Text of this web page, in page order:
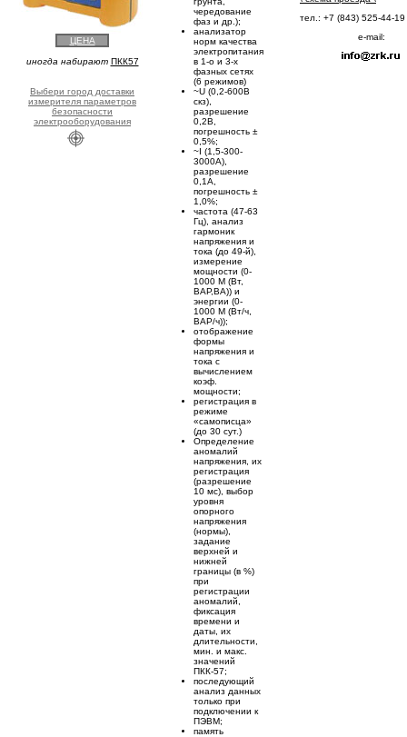
чередование
фаз и др.);
анализатор
норм качества
электропитания
в 1-о и 3-х
фазных сетях
(6 режимов)
~U (0,2-600В
скз),
разрешение
0,2В,
погрешность ±
0,5%;
~I (1,5-300-
3000А),
разрешение
0,1А,
погрешность ±
1,0%;
частота (47-63
Гц), анализ
гармоник
напряжения и
тока (до 49-й),
измерение
мощности (0-
1000 М (Вт,
ВАР,ВА)) и
энергии (0-
1000 М (Вт/ч,
ВАР/ч));
отображение
формы
напряжения и
тока с
вычислением
коэф.
мощности;
регистрация в
режиме
«самописца»
(до 30 сут.)
Определение
аномалий
напряжения, их
регистрация
(разрешение
10 мс), выбор
уровня
опорного
напряжения
(нормы),
задание
верхней и
нижней
границы (в %)
при
регистрации
аномалий,
фиксация
времени и
даты, их
длительности,
мин. и макс.
значений
ПКК-57;
последующий
анализ данных
только при
подключении к
ПЭВМ;
память
ЦЕНА
иногда набирают ПКК57
Выбери город доставки
измерителя параметров
безопасности
электрооборудования
тел.: +7 (843) 525-44-19
e-mail: